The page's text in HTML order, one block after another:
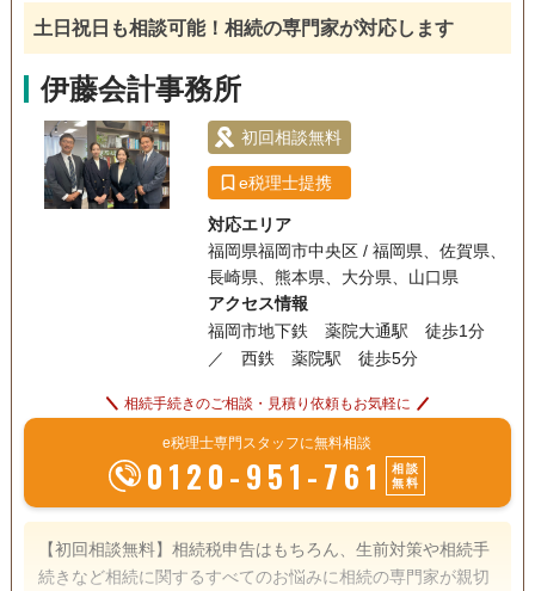
初回相談無料 18時以降相談可 オンライン面談可
事務所面談可
土日祝日も相談可能！相続の専門家が対応します
伊藤会計事務所
初回相談無料
e税理士提携
対応エリア
福岡県福岡市中央区 / 福岡県、佐賀県、
長崎県、熊本県、大分県、山口県
アクセス情報
福岡市地下鉄 薬院大通駅 徒歩1分
／ 西鉄 薬院駅 徒歩5分
相続手続きのご相談・見積り依頼もお気軽に
e税理士専門スタッフに無料相談
0120-951-761
相談
無料
【初回相談無料】相続税申告はもちろん、生前対策や相続手
続きなど相続に関するすべてのお悩みに相続の専門家が親切